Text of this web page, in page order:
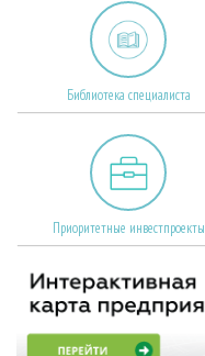
Библиотека специалиста
Приоритетные инвестпроекты